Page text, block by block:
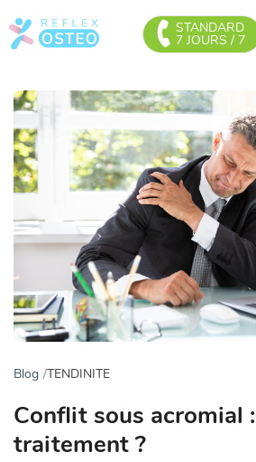
STANDARD
7 JOURS / 7
Blog TENDINITE
Conflit sous acromial
traitement ?